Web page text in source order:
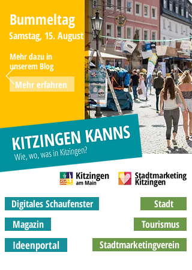
Bummeltag
Samstag, 15. August
Mehr dazu in
unserem Blog
Mehr erfahren
Stadt
Digitales Schaufenster
Magazin
Ideenportal
Tourismus
Stadtmarketingverein